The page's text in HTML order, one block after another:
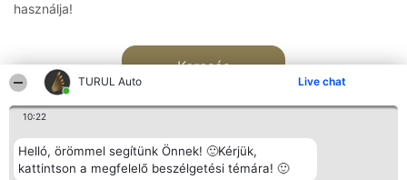
TURUL Auto Live chat
10:22
Helló, örömmel segítünk Önnek! 🙂Kérjük,
kattintson a megfelelő beszélgetési témára! 🙂
használja!
Keresés